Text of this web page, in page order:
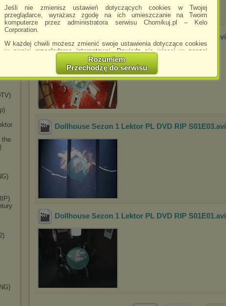
Jeśli nie zmienisz ustawień dotyczących cookies w Twojej
przeglądarce, wyrażasz zgodę na ich umieszczanie na Twoim
komputerze przez administratora serwisu Chomikuj.pl – Kelo
Corporation.
W każdej chwili możesz zmienić swoje ustawienia dotyczące cookies
w swojej przeglądarce internetowej. Dowiedz się więcej w naszej
http://chomikuj.pl/PolitykaPrywatnosci.aspx
Jednocześnie informujemy że zmiana ustawień przeglądarki może
spowodować ograniczenie korzystania ze strony Chomikuj.pl.
W przypadku braku twojej zgody na akceptację cookies niestety
prosimy o opuszczenie serwisu chomikuj.pl.
(dostosowanie reklam do Twoich potrzeb, analiza skuteczności działań
marketingowych).
Wyrażenie sprzeciwu spowoduje, że wyświetlana Ci reklama nie
będzie dopasowana do Twoich preferencji, a będzie to reklama
wyświetlona przypadkowo.
Istnieje możliwość zmiany ustawień przeglądarki internetowej w
sposób uniemożliwiający przechowywanie plików cookies na
dokonując odpowiednich zmian w ustawieniach przeglądarki
internetowej.
Pełną informację na ten temat znajdziesz pod adresem
http://chomikuj.pl/PolitykaPrywatnosci.aspx
Rozumiem
Przechodzę do serwisu
the
.avi
Dollhouse Sezon 1 Lektor PL DVD RIP S01E03.avi
Dollhouse Sezon 1 Lektor PL DVD RIP S01E01.avi